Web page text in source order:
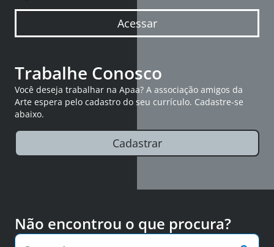
Acessar
Trabalhe Conosco
Você deseja trabalhar na Apaa? A associação amigos da
Arte espera pelo cadastro do seu currículo. Cadastre-se
abaixo.
Cadastrar
Não encontrou o que procura?